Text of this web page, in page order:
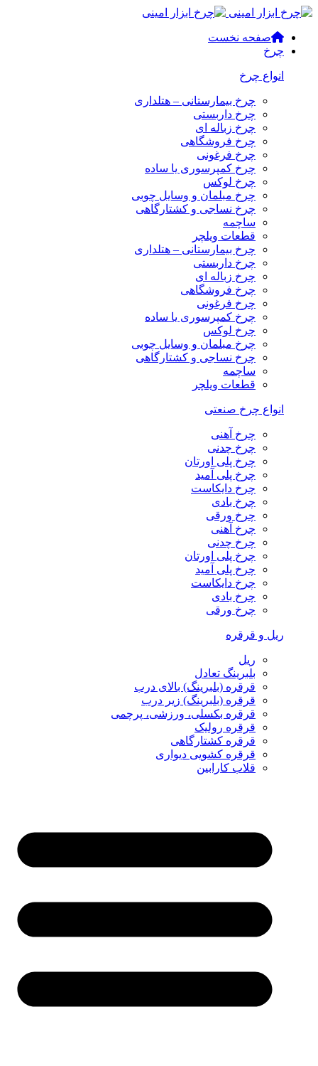
صفحه نخست
چرخ
انواع چرخ
چرخ بیمارستانی – هتلداری
چرخ داربستی
چرخ زباله ای
چرخ فروشگاهی
چرخ فرغونی
چرخ کمپرسوری یا ساده
چرخ لوکس
چرخ مبلمان و وسایل چوبی
چرخ نساجی و کشتارگاهی
ساچمه
قطعات ویلچر
چرخ بیمارستانی – هتلداری
چرخ داربستی
چرخ زباله ای
چرخ فروشگاهی
چرخ فرغونی
چرخ کمپرسوری یا ساده
چرخ لوکس
چرخ مبلمان و وسایل چوبی
چرخ نساجی و کشتارگاهی
ساچمه
قطعات ویلچر
انواع چرخ صنعتی
چرخ آهنی
چرخ چدنی
چرخ پلی اورتان
چرخ پلی آمید
چرخ دایکاست
چرخ بادی
چرخ ورقی
چرخ آهنی
چرخ چدنی
چرخ پلی اورتان
چرخ پلی آمید
چرخ دایکاست
چرخ بادی
چرخ ورقی
ریل و قرقره
ریل
بلبرینگ تعادل
قرقره (بلبرینگ) بالای درب
قرقره (بلبرینگ) زیر درب
قرقره بکسلی، ورزشی، پرچمی
قرقره رولیک
قرقره کشتارگاهی
قرقره کشویی دیواری
قلاب کارابین